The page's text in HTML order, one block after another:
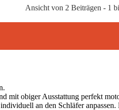
Ansicht von 2 Beiträgen - 1
mit obiger Ausstattung perfekt
an den Schläfer